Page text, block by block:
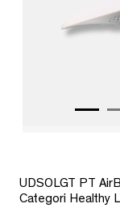
UDSOLGT PT
Categori Healthy